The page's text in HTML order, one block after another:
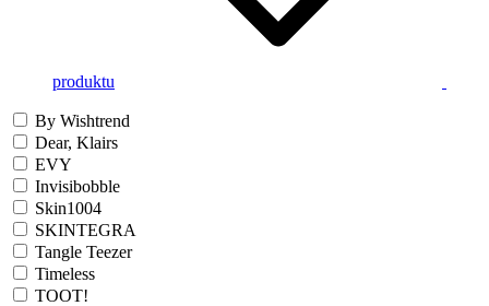
produktu
By Wishtrend
Dear, Klairs
EVY
Invisibobble
Skin1004
SKINTEGRA
Tangle Teezer
Timeless
TOOT!